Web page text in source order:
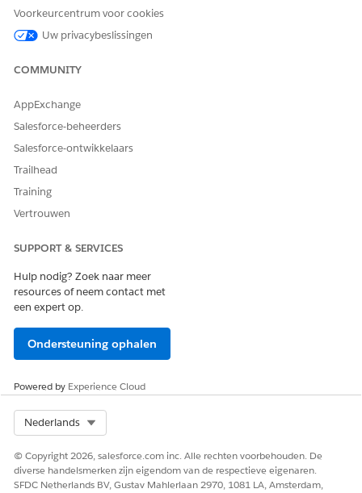
schakelt u deze in.
Selecteer
FSC/ManageStandingInstructions
Klik op
Nieuwe versie
HEEFT DIT ARTIKEL UW PROBLEEM OPGELOST?
Laat ons weten wat we kunnen doen om te verbeteren!
Voorkeurcentrum voor cookies
Uw privacybeslissingen
COMMUNITY
AppExchange
Salesforce-beheerders
Salesforce-ontwikkelaars
Trailhead
Training
Vertrouwen
SUPPORT & SERVICES
Hulp nodig? Zoek naar meer
resources of neem contact met
een expert op.
Ondersteuning ophalen
Powered by Experience Cloud
Nederlands
© Copyright 2026, salesforce.com inc. Alle rechten voorbehouden. De
diverse handelsmerken zijn eigendom van de respectieve eigenaren.
SFDC Netherlands BV, Gustav Mahlerlaan 2970, 1081 LA, Amsterdam,